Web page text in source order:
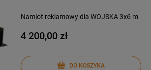
Namiot reklamowy dla WOJSKA 3x6 m
4 200,00 zł
DO KOSZYKA